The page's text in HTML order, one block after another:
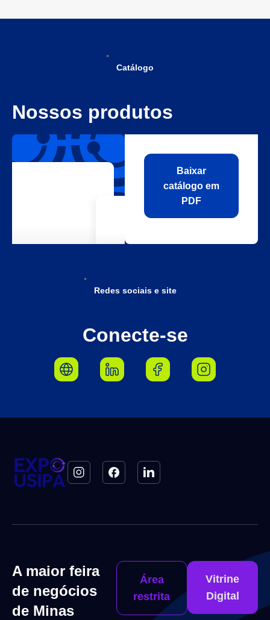
Catálogo
Nossos produtos
Baixar
catálogo em
PDF
Redes sociais e site
Conecte-se
A maior feira
de negócios
de Minas
Área
restrita
Vitrine
Digital